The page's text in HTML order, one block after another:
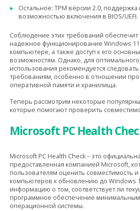
Остальное: TPM версии 2.0, поддержка
возможностью включения в BIOS/UEFI.
Соблюдение этих требований
надежное функционирование Windows
компьютере, а также доступ к его
возможностям. Однако, для
использования рекомендуется
требованиям, особенно в отношении
оперативной памяти и хранилища.
Теперь рассмотрим некоторые
которые помогают проверить
Microsoft PC Health
Microsoft PC Health Check – это
предоставленная компанией Microsoft,
пользователям оценить совместимость и
компьютеров к обновлению до Windows
информацию о том, соответствует ли
программное обеспечение
операционной системы.